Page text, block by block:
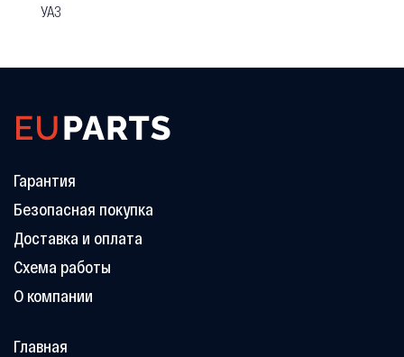
УАЗ
Гарантия
Безопасная покупка
Доставка и оплата
Схема работы
О компании
Главная